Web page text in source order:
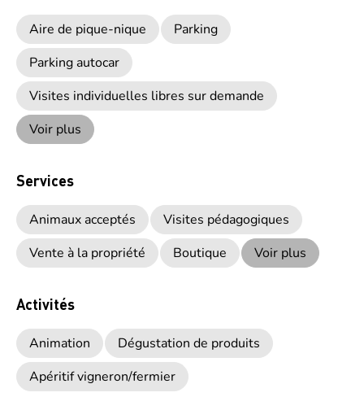
Aire de pique-nique
Parking
Parking autocar
Visites individuelles libres sur demande
Voir plus
Services
Animaux acceptés
Visites pédagogiques
Vente à la propriété
Boutique Voir plus
Activités
Animation
Dégustation de produits
Apéritif vigneron/fermier